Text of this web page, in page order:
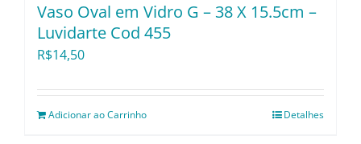
Vaso Oval em Vidro G – 38 X 15.5cm –
Luvidarte Cod 455
R$14,50
Adicionar ao Carrinho Detalhes